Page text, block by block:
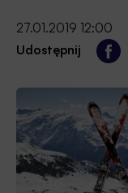
27.01.2019 12:00
Udostępnij